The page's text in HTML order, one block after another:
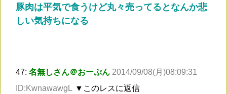
豚肉は平気で食うけど丸々売ってるとなんか悲
しい気持ちになる
47: 名無しさん＠おーぷん 2014/09/08(月)08:09:31
ID:KwnawawgL ▼このレスに返信